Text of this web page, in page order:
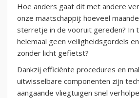
Hoe anders gaat dit met andere
onze maatschappij: hoeveel
sterretje in de vooruit gereden? In
helemaal geen veiligheidsgordels
zonder licht gefietst?
Dankzij efficiënte procedures en
uitwisselbare componenten zijn
aangaande vliegtuigen snel